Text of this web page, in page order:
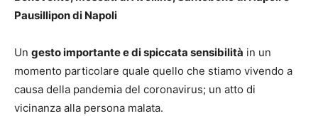
Pausillipon di Napoli
Un gesto importante e di spiccata sensibilità in un
momento particolare quale quello che stiamo vivendo a
causa della pandemia del coronavirus; un atto di
vicinanza alla persona malata.